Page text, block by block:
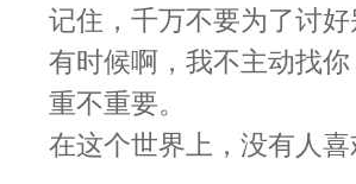
记住，千万不要为了讨
有时候啊，我不主动找
重不重要。
在这个世界上，没有人